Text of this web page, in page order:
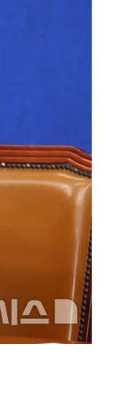
학자의 도전 [내일의 닥터]